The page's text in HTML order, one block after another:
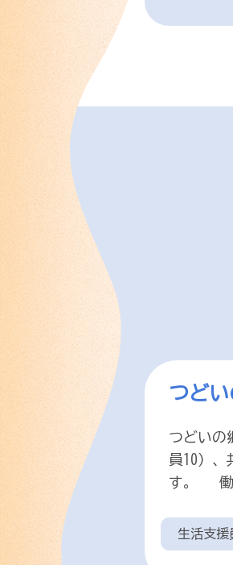
つど
つどいの
員10）、
す。 働
生活支援